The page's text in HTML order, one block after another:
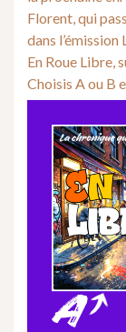
Florent, qui
dans l’émission
En Roue Libre,
Choisis A ou B